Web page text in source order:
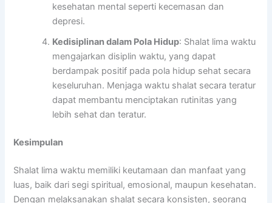
kesehatan mental seperti kecemasan dan
depresi.
Kedisiplinan dalam Pola Hidup: Shalat lima waktu
mengajarkan disiplin waktu, yang dapat
berdampak positif pada pola hidup sehat secara
keseluruhan. Menjaga waktu shalat secara teratur
dapat membantu menciptakan rutinitas yang
lebih sehat dan teratur.
Kesimpulan
Shalat lima waktu memiliki keutamaan dan manfaat yang
luas, baik dari segi spiritual, emosional, maupun kesehatan.
Dengan melaksanakan shalat secara konsisten, seorang